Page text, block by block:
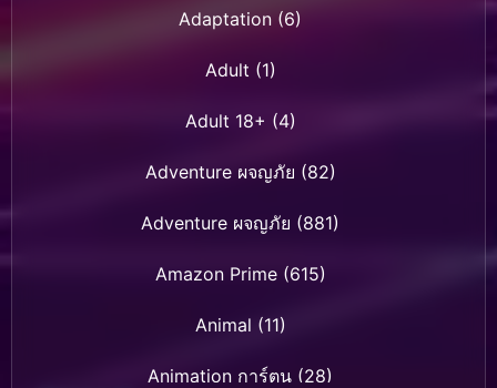
Adaptation (6)
Adult (1)
Adult 18+ (4)
Adventure ผจญภัย (82)
Adventure ผจญภัย (881)
Amazon Prime(615)
Animal (11)
Animation การ์ตูน (28)